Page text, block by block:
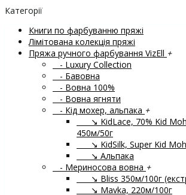
Категорії
Книги по фарбуванню пряжі
Лімітована колекція пряжі
Пряжа ручного фарбування VizEll +
- Luxury Collection
- Бавовна
- Вовна 100%
- Вовна ягняти
- Кід мохер, альпака +
↘ KidLace, 70% Kid
450м/50г
↘ KidSilk, Super Kid
↘ Альпака
- Мериносова вовна +
↘ Bliss 350м/100г
↘ Mavka, 220м/100г